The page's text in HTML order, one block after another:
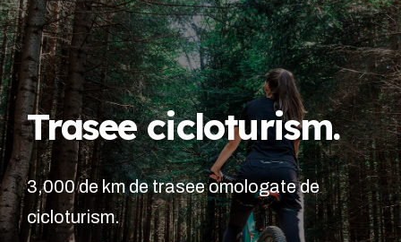
Trasee cicloturism.
3,000 de km de trasee omologate de
cicloturism.